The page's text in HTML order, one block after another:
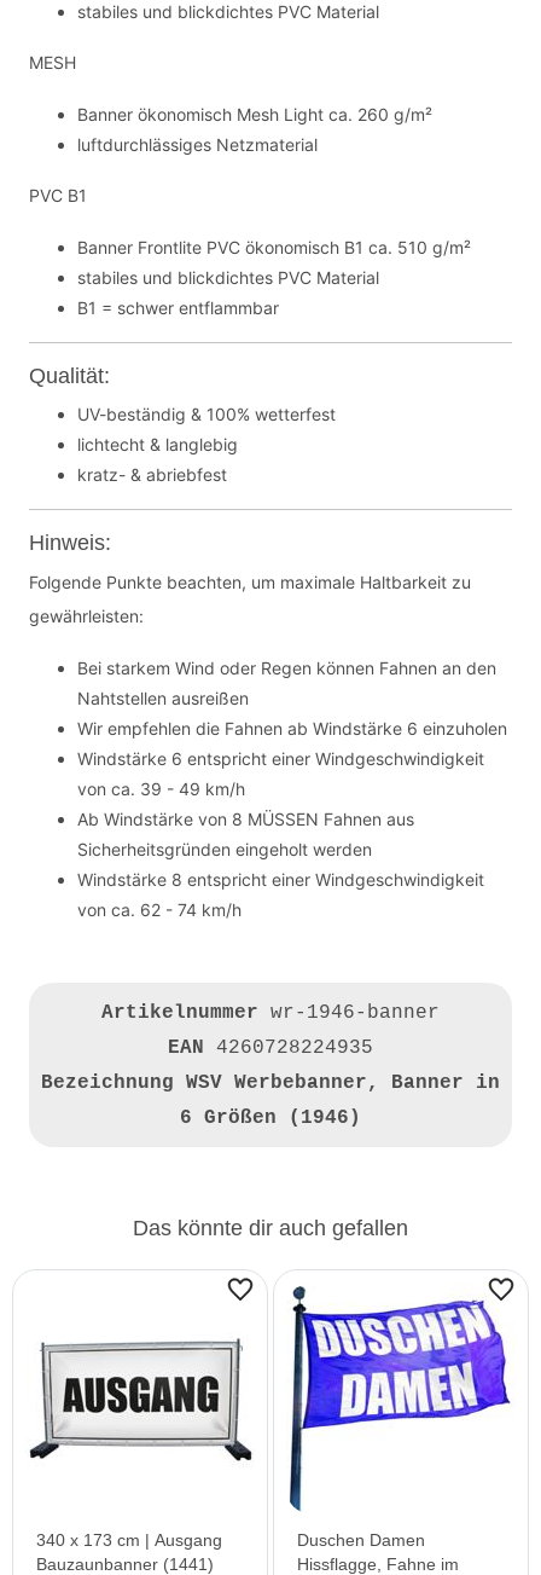
stabiles und blickdichtes PVC Material
MESH
Banner ökonomisch Mesh Light ca. 260 g/m²
luftdurchlässiges Netzmaterial
PVC B1
Banner Frontlite PVC ökonomisch B1 ca. 510 g/m²
stabiles und blickdichtes PVC Material
B1 = schwer entflammbar
Qualität:
UV-beständig & 100% wetterfest
lichtecht & langlebig
kratz- & abriebfest
Hinweis:
Folgende Punkte beachten, um maximale Haltbarkeit zu
gewährleisten:
Bei starkem Wind oder Regen können Fahnen an den
Nahtstellen ausreißen
Wir empfehlen die Fahnen ab Windstärke 6 einzuholen
Windstärke 6 entspricht einer Windgeschwindigkeit
von ca. 39 - 49 km/h
Ab Windstärke von 8 MÜSSEN Fahnen aus
Sicherheitsgründen eingeholt werden
Windstärke 8 entspricht einer Windgeschwindigkeit
von ca. 62 - 74 km/h
Artikelnummer wr-1946-banner
EAN 4260728224935
Bezeichnung WSV Werbebanner, Banner in
6 Größen (1946)
Das könnte dir auch gefallen
340 x 173 cm | Ausgang
Bauzaunbanner (1441)
Duschen Damen
Hissflagge, Fahne im